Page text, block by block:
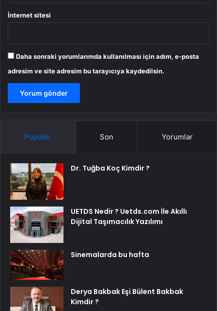
İnternet sitesi
Daha sonraki yorumlarımda kullanılması için adım, e-posta
adresim ve site adresim bu tarayıcıya kaydedilsin.
Popüler Son Yorumlar
Dr. Tuğba Koç Kimdir ?
UETDS Nedir ? Uetds.com İle Akıllı
Dijital Taşımacılık Yazılımı
Sinemalarda bu hafta
Derya Bakbak Eşi Bülent Bakbak
Kimdir ?